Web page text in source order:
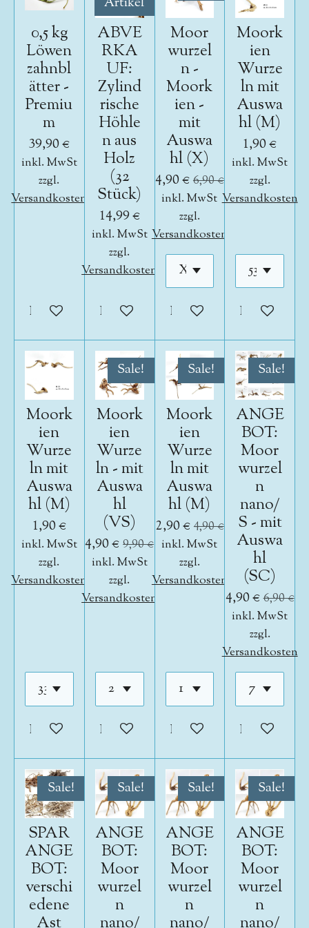
0,5 kg
Löwen
zahnbl
ätter -
Premiu
m
39,90 €
inkl. MwSt
zzgl.
Versandkosten
In den Warenkorb
ABVE
RKA
UF:
Zylind
rische
Höhle
n aus
Holz
(32
Stück)
14,99 €
inkl. MwSt
zzgl.
Versandkosten
In den Warenkorb
Moor
wurzel
n -
Moork
ien -
mit
Auswa
hl (X)
4,90 € 6,90 €
inkl. MwSt
zzgl.
Versandkosten
In den Warenkorb
Moork
ien
Wurze
ln mit
Auswa
hl (M)
1,90 €
inkl. MwSt
zzgl.
Versandkosten
In den
Moork
ien
Wurze
ln mit
Auswa
hl (M)
1,90 €
inkl. MwSt
zzgl.
Versandkosten
In den Warenkorb
Sale!
Moork
ien
Wurze
ln - mit
Auswa
hl
(VS)
4,90 € 9,90 €
inkl. MwSt
zzgl.
Versandkosten
In den Warenkorb
Sale!
Moork
ien
Wurze
ln mit
Auswa
hl (M)
2,90 € 4,90 €
inkl. MwSt
zzgl.
Versandkosten
In den Warenkorb
Sale!
ANGE
BOT:
Moor
wurzel
n
nano/
S - mit
Auswa
hl
(SC)
4,90 €6,90 €
inkl. MwSt
zzgl.
Versandkosten
In den
Sale!
SPAR
ANGE
BOT:
verschi
edene
Ast
Sale!
ANGE
BOT:
Moor
wurzel
n
nano/
Sale!
ANGE
BOT:
Moor
wurzel
n
nano/
Sale!
ANGE
BOT:
Moor
wurzel
n
nano/